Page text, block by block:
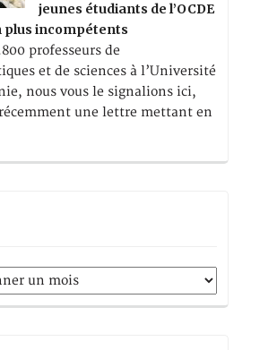
jeunes étudiants de l’OCDE
plus incompétents
professeurs de
et de sciences à l’Université
nous vous le signalions ici,
une lettre mettant en